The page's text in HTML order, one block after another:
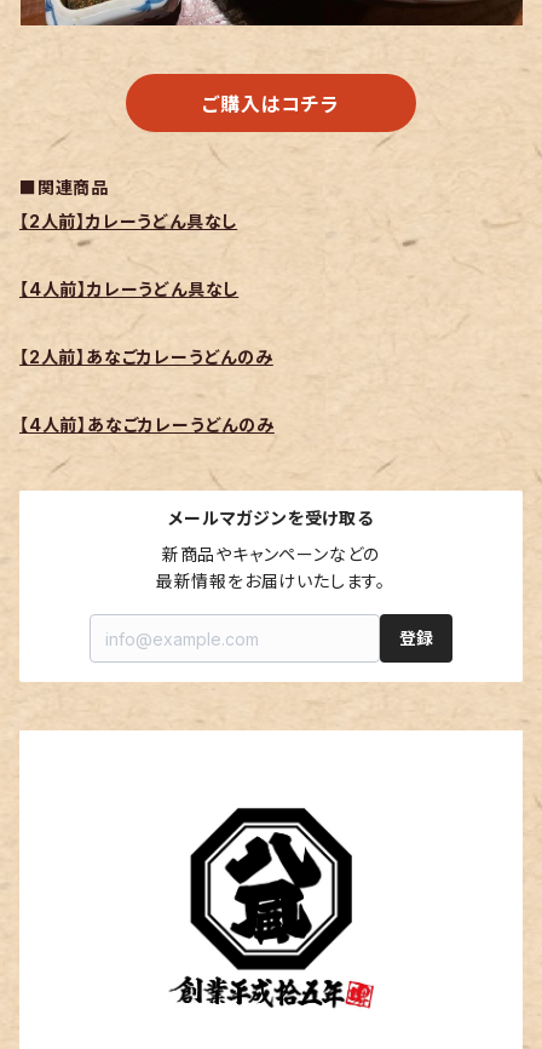
ご購入はコチラ
■関連商品
【2人前】カレーうどん具なし
【4人前】カレーうどん具なし
【2人前】あなごカレーうどんのみ
【4人前】あなごカレーうどんのみ
メールマガジンを受け取る
新商品やキャンペーンなどの
最新情報をお届けいたします。
登録